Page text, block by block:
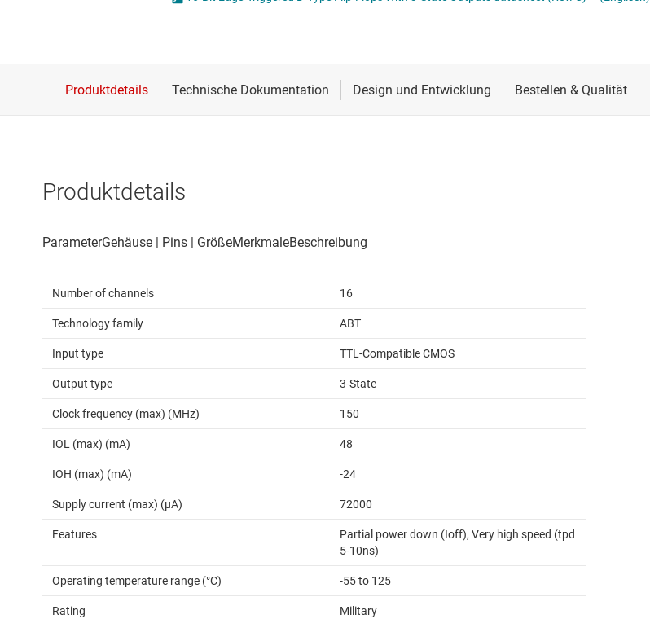
Drahtlose Konnektivität Schnittstelle
Spannungsumsetzer & PegelverschieberSchieberegister
Produktdetails
Number of channels 16
Technology family ABT
Input type TTL-Compatible CMOS
Output type 3-State
Clock frequency (max) (MHz) 150
IOL (max) (mA) 48
IOH (max) (mA) -24
Supply current (max) (µA) 72000
Features
Partial power down (Ioff), Very high speed (tpd
5-10ns)
Operating temperature range (°C) -55 to 125
Rating Military